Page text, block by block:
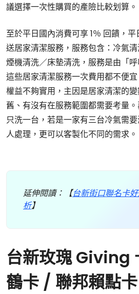
議選擇一次性購買的產險比較划算。
至於平日國內消費可享 1％ 回饋，
送居家清潔服務，服務包含：冷氣
煙機清洗／床墊清洗，服務是由「
這些居家清潔服務一次費用都不便
權益不夠實用，主因是居家清潔的
舊、有沒有在服務範圍都需要考量
只洗一台，若是一家有三台冷氣需
人處理，更可以客製化不同的需求。
延伸閱讀：【台新街口聯名卡
析】
台新玫瑰 Giving
鶴卡 / 聯邦賴點